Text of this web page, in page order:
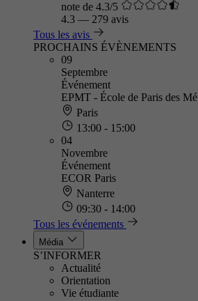
note de 4.3/5
4.3 — 279 avis
Tous les avis
PROCHAINS ÉVÈNEMENTS
09
Septembre
Événement
EPMT - École de Paris des
Paris
13:00 - 15:00
04
Novembre
Événement
ECOR Paris
Nanterre
09:30 - 14:00
Tous les événements
Média
S’INFORMER
Actualité
Orientation
Vie étudiante